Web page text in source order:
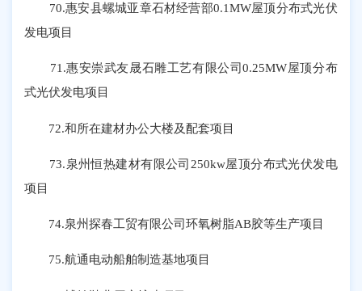
70.惠安县螺城亚章石材经营部0.1MW屋顶分布式光伏
发电项目
71.惠安崇武友晟石雕工艺有限公司0.25MW屋顶分布
式光伏发电项目
72.和所在建材办公大楼及配套项目
73.泉州恒热建材有限公司250kw屋顶分布式光伏发电
项目
74.泉州探春工贸有限公司环氧树脂AB胶等生产项目
75.航通电动船舶制造基地项目